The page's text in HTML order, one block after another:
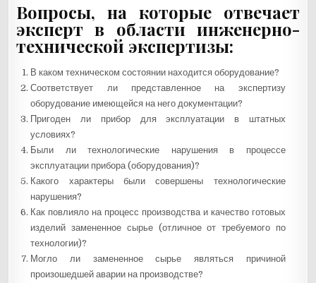
Вопросы, на которые отвечает
эксперт в области инженерно-
технической экспертизы:
В каком техническом состоянии находится оборудование?
Соответствует ли представленное на экспертизу
оборудование имеющейся на него документации?
Пригоден ли прибор для эксплуатации в штатных
условиях?
Были ли технологические нарушения в процессе
эксплуатации прибора (оборудования)?
Какого характеры были совершены технологические
нарушения?
Как повлияло на процесс производства и качество готовых
изделий замененное сырье (отличное от требуемого по
технологии)?
Могло ли замененное сырье являться причиной
произошедшей аварии на производстве?